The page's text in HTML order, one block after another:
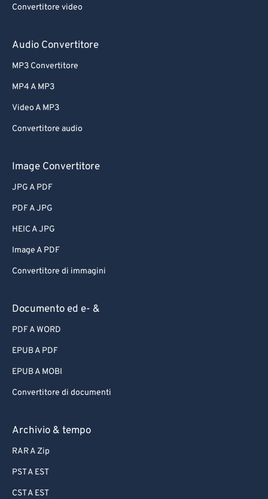
Convertitore video
Audio Convertitore
MP3 Convertitore
MP4 A MP3
Video A MP3
Convertitore audio
Image Convertitore
JPG A PDF
PDF A JPG
HEIC A JPG
Image A PDF
Convertitore di immagini
Documento ed e- &
PDF A WORD
EPUB A PDF
EPUB A MOBI
Convertitore di documenti
Archivio & tempo
RAR A Zip
PST A EST
CST A EST